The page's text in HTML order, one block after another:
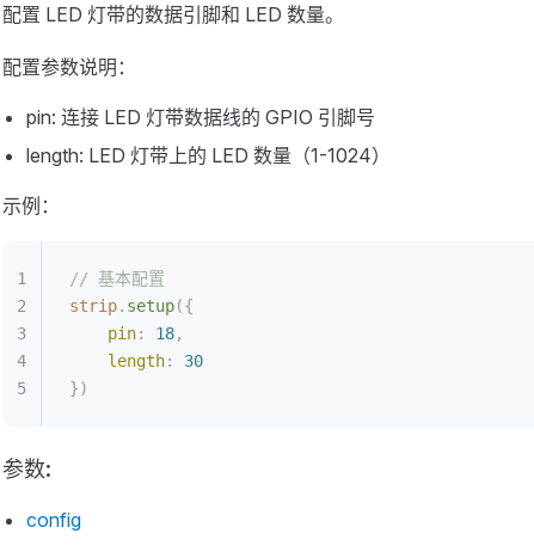
配置 LED 灯带的数据引脚和 LED 数量。
配置参数说明：
pin: 连接 LED 灯带数据线的 GPIO 引脚号
length: LED 灯带上的 LED 数量（1-1024）
示例：
// 基本配置
strip. setup({
    pin
: 18,
    length
:
30
})
参数:
config